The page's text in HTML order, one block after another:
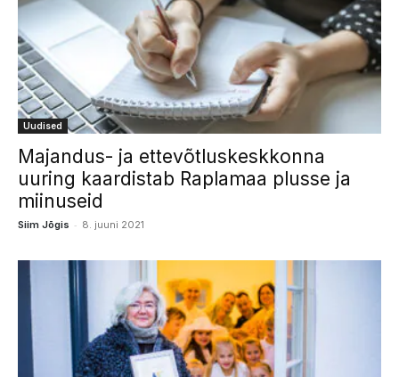
Uudised
Majandus- ja ettevõtluskeskkonna
uuring kaardistab Raplamaa plusse ja
miinuseid
Siim Jõgis - 8. juuni 2021